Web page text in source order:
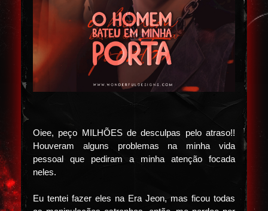
Oiee, peço MILHÕES de desculpas pelo atraso!!
Houveram alguns problemas na minha vida
pessoal que pediram a minha atenção focada
neles.
Eu tentei fazer eles na Era Jeon, mas ficou todas